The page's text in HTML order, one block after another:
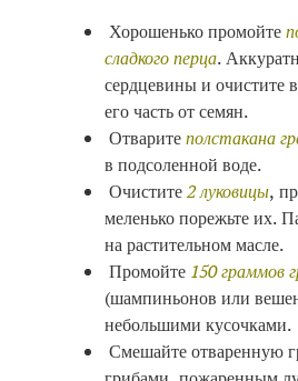
Хорошенько промойте
сладкого перца.
сердцевины и очистите
его часть от семян.
Отваритеполстакана
в подсоленной воде.
Очистите2 луковицы,
меленько порежьте их.
на растительном масле.
Промойте 150 граммов
(шампиньонов или
небольшими кусочками.
Смешайте отваренную